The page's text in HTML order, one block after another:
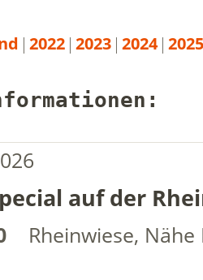
2022 2023 2024 2025
auf der
Rheinwiese,